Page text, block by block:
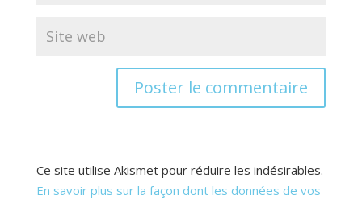
Ce site utilise Akismet pour réduire les indésirables.
En savoir plus sur la façon dont les données de vos